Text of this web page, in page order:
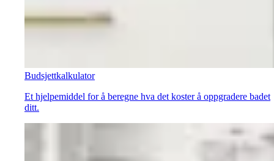
Budsjettkalkulator
Et hjelpemiddel for å beregne hva det koster å oppgradere badet
ditt.